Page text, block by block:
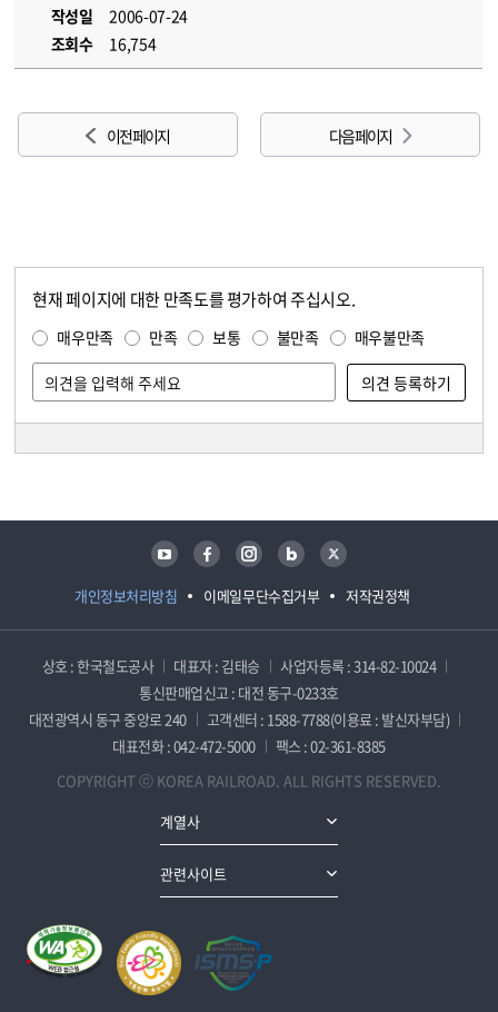
작성일
2006-07-24
조회수
16,754
이전 페이지 다음 페이지
현재 페이지에 대한 만족도를 평가하여 주십시오.
매우만족 만족 보통 불만족 매우불만족
개인정보처리방침 이메일무단수집거부 저작권정책
유튜브 페이스북 인스타그램 블로그 트위터
상호 : 한국철도공사 대표자 : 김태승
사업자등록 : 314-82-10024
통신판매업신고 : 대전 동구-0233호
대전광역시 동구 중앙로 240
고객센터 : 1588-7788(이용료 : 발신자부담)
대표전화 : 042-472-5000
팩스 : 02-361-8385
COPYRIGHT ⓒ KOREA RAILROAD. ALL RIGHTS RESERVED.
계열사
관련사이트